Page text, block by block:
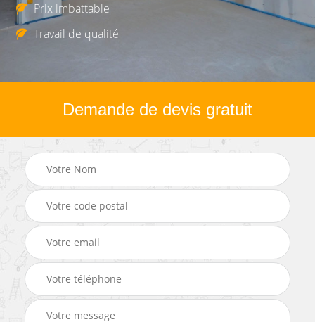
Prix imbattable
Travail de qualité
Demande de devis gratuit